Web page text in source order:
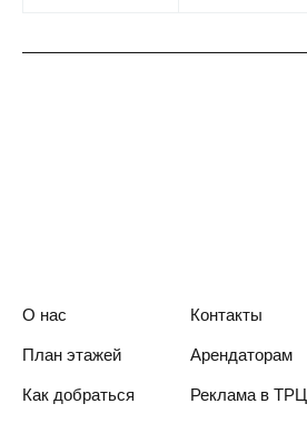
О нас
План этажей
Как добраться
Арендаторам
Контакты
Реклама в ТРЦ